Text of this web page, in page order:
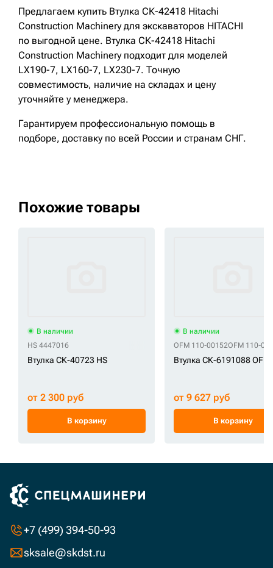
Предлагаем купить Втулка СК-42418 Hitachi
Construction Machinery для экскаваторов HITACHI
по выгодной цене. Втулка СК-42418 Hitachi
Construction Machinery подходит для моделей
LX190-7, LX160-7, LX230-7. Точную
совместимость, наличие на складах и цену
уточняйте у менеджера.
Гарантируем профессиональную помощь в
подборе, доставку по всей России и странам СНГ.
Похожие товары
В наличии
HS 4447016
Втулка СК-40723 HS
от 2 300 руб
В корзину
В наличии
OFM 110-00152OFM 110-
Втулка СК-6191088 OFM
от 9 627 руб
В корзину
+7 (499) 394-50-93
sksale@skdst.ru